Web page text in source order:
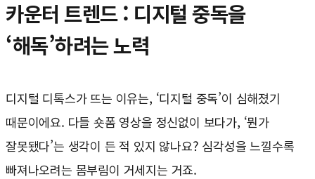
카운터 트렌드 : 디지털 중독을
‘해독’하려는 노력
디지털 디톡스가 뜨는 이유는, ‘디지털 중독’이 심해졌기
때문이에요. 다들 숏폼 영상을 정신없이 보다가, ‘뭔가
잘못됐다’는 생각이 든 적 있지 않나요? 심각성을 느낄수록
빠져나오려는 몸부림이 거세지는 거죠.